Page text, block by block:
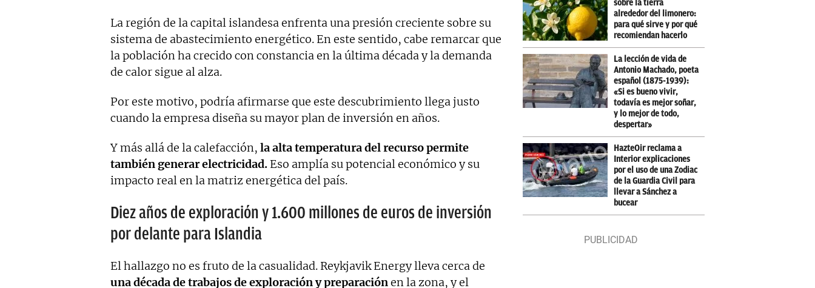
La región de la capital islandesa enfrenta una presión creciente sobre su
sistema de abastecimiento energético. En este sentido, cabe remarcar que
la población ha crecido con constancia en la última década y la demanda
de calor sigue al alza.
Por este motivo, podría afirmarse que este descubrimiento llega justo
cuando la empresa diseña su mayor plan de inversión en años.
Y más allá de la calefacción, la alta temperatura del recurso permite
también generar electricidad. Eso amplía su potencial económico y su
impacto real en la matriz energética del país.
Diez años de exploración y 1.600 millones de euros de inversión
por delante para Islandia
El hallazgo no es fruto de la casualidad. Reykjavik Energy lleva cerca de
una década de trabajos de exploración y preparaciónen la zona, y el
sobre la tierra
alrededor del limonero:
para qué sirve y por qué
recomiendan hacerlo
La lección de vida de
Antonio Machado, poeta
español (1875-1939):
«Si es bueno vivir,
todavía es mejor soñar,
y lo mejor de todo,
despertar»
HazteOir reclama a
Interior explicaciones
por el uso de una Zodiac
de la Guardia Civil para
llevar a Sánchez a
bucear